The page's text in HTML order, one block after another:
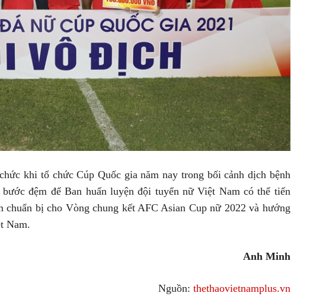
khi tổ chức Cúp Quốc gia năm nay trong bối cảnh dịch bệnh
đệm để Ban huấn luyện đội tuyển nữ Việt Nam có thể tiến
chuẩn bị cho Vòng chung kết AFC Asian Cup nữ 2022 và hướng
Nam.
Anh Minh
Nguồn: thethaovietnamplus.vn